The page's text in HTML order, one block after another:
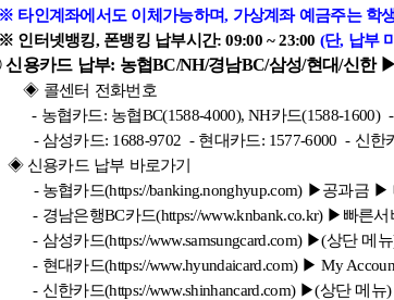
인계좌에서도 이체가능하며, 가상계좌 예금주는 학
터넷뱅킹, 폰뱅킹 납부시간: 09:00 ~ 23:00 (단, 납부
신용카드 납부: 농협BC/NH/경남BC/삼성/현대/신한
센터 전화번호
협카드: 농협BC(1588-4000), NH카드(1588-1600)
- 삼성카드: 1688-9702 - 현대카드: 1577-6000 - 신한
◈ 신용카드 납부 바로가기
- 농협카드(https://banking.nonghyup.com) ▶공과금
- 경남은행BC카드(https://www.knbank.co.kr) ▶빠
- 삼성카드(https://www.samsungcard.com) ▶(상단
- 현대카드(https://www.hyundaicard.com) ▶ My
- 신한카드(https://www.shinhancard.com) ▶(상단 메